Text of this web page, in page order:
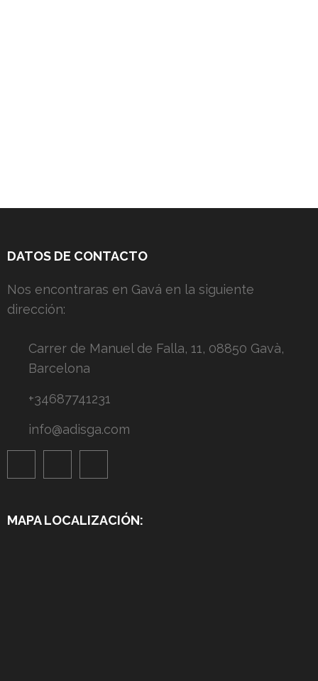
DATOS DE CONTACTO
Nos encontraras en Gavá en la siguiente
dirección:
Carrer de Manuel de Falla, 11, 08850 Gavà,
Barcelona
+34687741231
info@adisga.com
MAPA LOCALIZACIÓN: